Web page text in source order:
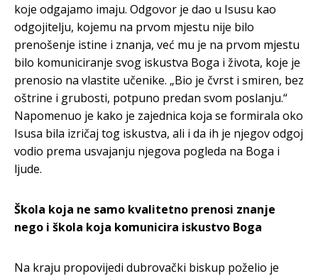
koje odgajamo imaju. Odgovor je dao u Isusu kao
odgojitelju, kojemu na prvom mjestu nije bilo
prenošenje istine i znanja, već mu je na prvom mjestu
bilo komuniciranje svog iskustva Boga i života, koje je
prenosio na vlastite učenike. „Bio je čvrst i smiren, bez
oštrine i grubosti, potpuno predan svom poslanju.“
Napomenuo je kako je zajednica koja se formirala oko
Isusa bila izričaj tog iskustva, ali i da ih je njegov odgoj
vodio prema usvajanju njegova pogleda na Boga i
ljude.
Škola koja ne samo kvalitetno prenosi znanje
nego i škola koja komunicira iskustvo Boga
Na kraju propovijedi dubrovački biskup poželio je